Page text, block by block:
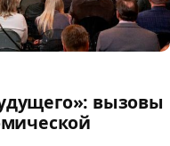
вызовы